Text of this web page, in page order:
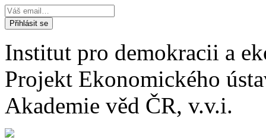
Institut pro demokracii a
Projekt Ekonomického
Akademie věd ČR, v.v.i.